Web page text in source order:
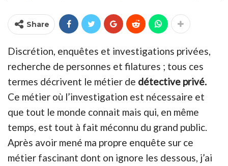
Share
Discrétion, enquêtes et investigations privées,
recherche de personnes et filatures ; tous ces
termes décrivent le métier de détective privé.
Ce métier où l’investigation est nécessaire et
que tout le monde connait mais qui, en même
temps, est tout à fait méconnu du grand public.
Après avoir mené ma propre enquête sur ce
métier fascinant dont on ignore les dessous, j’ai